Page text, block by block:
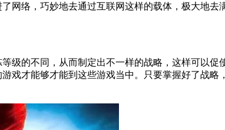
网络，巧妙地去通过互联网这样的载体，极大地去
级的不同，从而制定出不一样的战略，这样可以促
戏才能够才能到这些游戏当中。只要掌握好了战略